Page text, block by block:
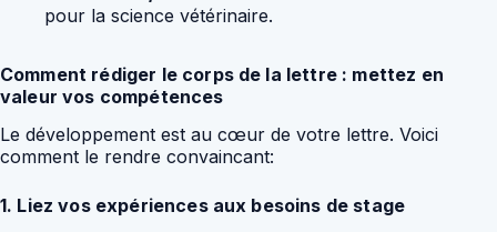
pour la science vétérinaire.
Comment rédiger le corps de la lettre : mettez en
valeur vos compétences
Le développement est au cœur de votre lettre. Voici
comment le rendre convaincant:
1. Liez vos expériences aux besoins de stage